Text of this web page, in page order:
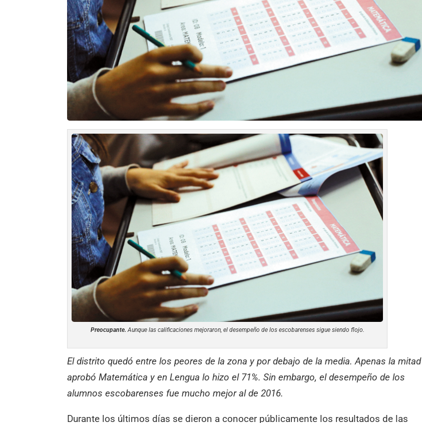
Preocupante. Aunque las calificaciones mejoraron, el desempeño de los escobarenses sigue siendo flojo.
El distrito quedó entre los peores de la zona y por debajo de la media. Apenas la mitad
aprobó Matemática y en Lengua lo hizo el 71%. Sin embargo, el desempeño de los
alumnos escobarenses fue mucho mejor al de 2016.
Durante los últimos días se dieron a conocer públicamente los resultados de las